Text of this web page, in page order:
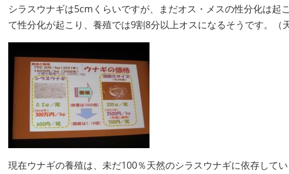
シラスウナギは5cmくらいですが、まだオス・メスの性分化は起
て性分化が起こり、養殖では9割8分以上オスになるそうです。（
現在ウナギの養殖は、未だ100％天然のシラスウナギに依存してい